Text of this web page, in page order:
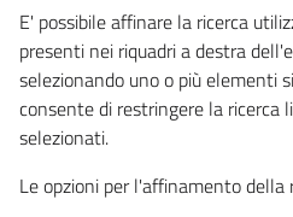
E' possibile affinare la ricerca
presenti nei riquadri a destra
selezionando uno o più elementi
consente di restringere la
selezionati.
Le opzioni per l'affinamento della